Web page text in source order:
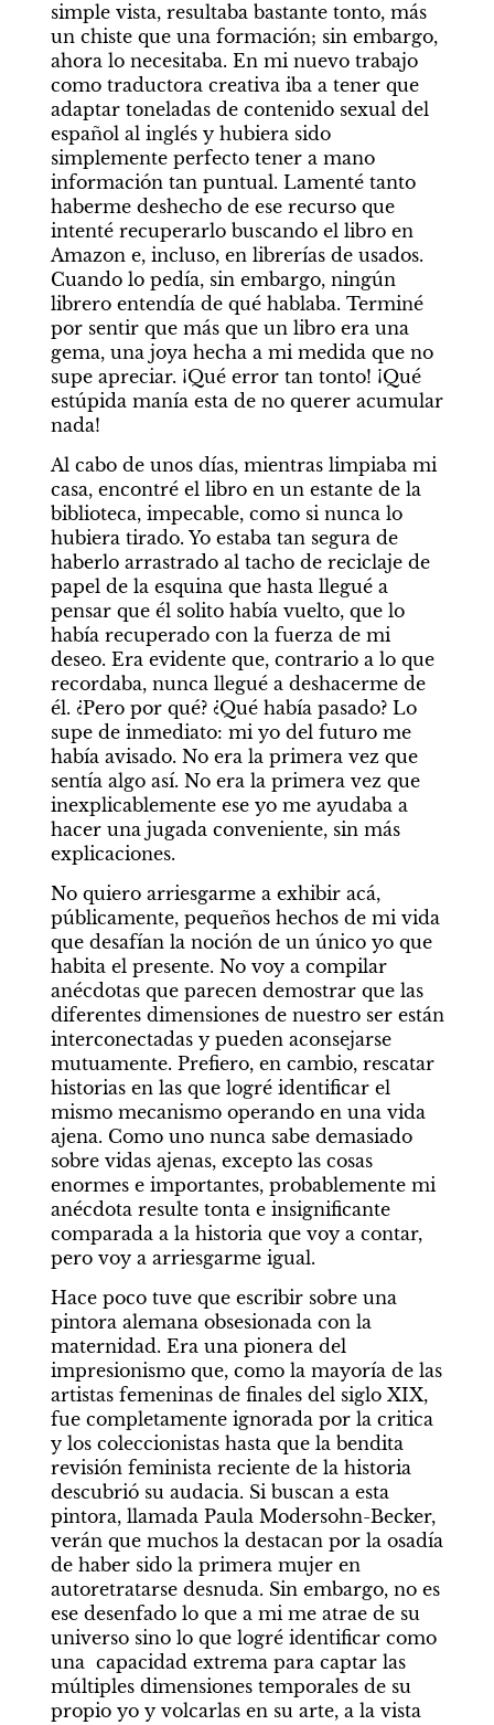
simple vista, resultaba bastante tonto, más
un chiste que una formación; sin embargo,
ahora lo necesitaba. En mi nuevo trabajo
como traductora creativa iba a tener que
adaptar toneladas de contenido sexual del
español al inglés y hubiera sido
simplemente perfecto tener a mano
información tan puntual. Lamenté tanto
haberme deshecho de ese recurso que
intenté recuperarlo buscando el libro en
Amazon e, incluso, en librerías de usados.
Cuando lo pedía, sin embargo, ningún
librero entendía de qué hablaba. Terminé
por sentir que más que un libro era una
gema, una joya hecha a mi medida que no
supe apreciar. ¡Qué error tan tonto! ¡Qué
estúpida manía esta de no querer acumular
nada!
Al cabo de unos días, mientras limpiaba mi
casa, encontré el libro en un estante de la
biblioteca, impecable, como si nunca lo
hubiera tirado. Yo estaba tan segura de
haberlo arrastrado al tacho de reciclaje de
papel de la esquina que hasta llegué a
pensar que él solito había vuelto, que lo
había recuperado con la fuerza de mi
deseo. Era evidente que, contrario a lo que
recordaba, nunca llegué a deshacerme de
él. ¿Pero por qué? ¿Qué había pasado? Lo
supe de inmediato: mi yo del futuro me
había avisado. No era la primera vez que
sentía algo así. No era la primera vez que
inexplicablemente ese yo me ayudaba a
hacer una jugada conveniente, sin más
explicaciones.
No quiero arriesgarme a exhibir acá,
públicamente, pequeños hechos de mi vida
que desafían la noción de un único yo que
habita el presente. No voy a compilar
anécdotas que parecen demostrar que las
diferentes dimensiones de nuestro ser están
interconectadas y pueden aconsejarse
mutuamente. Prefiero, en cambio, rescatar
historias en las que logré identificar el
mismo mecanismo operando en una vida
ajena. Como uno nunca sabe demasiado
sobre vidas ajenas, excepto las cosas
enormes e importantes, probablemente mi
anécdota resulte tonta e insignificante
comparada a la historia que voy a contar,
pero voy a arriesgarme igual.
Hace poco tuve que escribir sobre una
pintora alemana obsesionada con la
maternidad. Era una pionera del
impresionismo que, como la mayoría de las
artistas femeninas de finales del siglo XIX,
fue completamente ignorada por la critica
y los coleccionistas hasta que la bendita
revisión feminista reciente de la historia
descubrió su audacia. Si buscan a esta
pintora, llamada Paula Modersohn-Becker,
verán que muchos la destacan por la osadía
de haber sido la primera mujer en
autoretratarse desnuda. Sin embargo, no es
ese desenfado lo que a mi me atrae de su
universo sino lo que logré identificar como
una  capacidad extrema para captar las
múltiples dimensiones temporales de su
propio yo y volcarlas en su arte, a la vista